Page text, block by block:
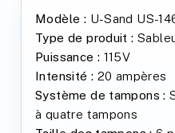
Modèle : U-Sand US-
Type de produit :
Puissance : 115V
Intensité : 20 ampères
Système de tampons :
à quatre tampons